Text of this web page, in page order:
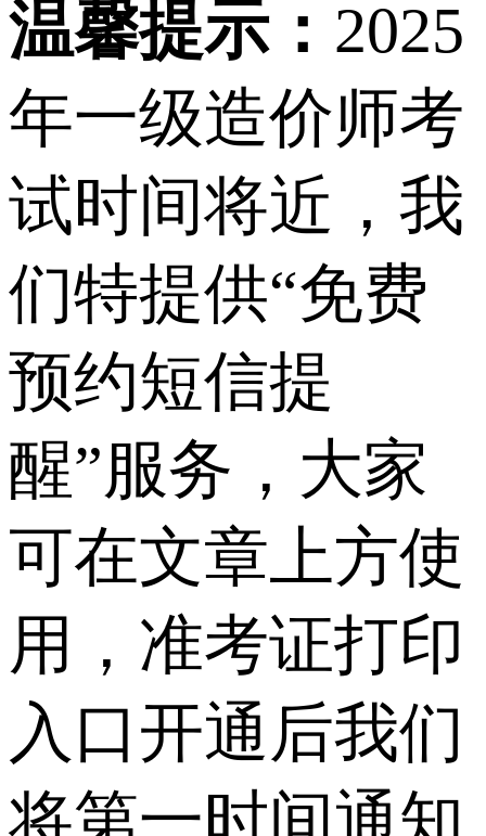
温馨提示： 2025
年一级造价师考
试时间将近，我
们特提供“免费
预约短信提
醒”服务，大家
可在文章上方使
用，准考证打印
入口开通后我们
将第一时间通知